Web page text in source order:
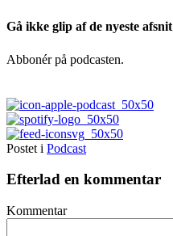
Gå ikke glip af de nyeste afsnit
Abbonér på podcasten.
Postet i Podcast
Efterlad en kommentar
Kommentar